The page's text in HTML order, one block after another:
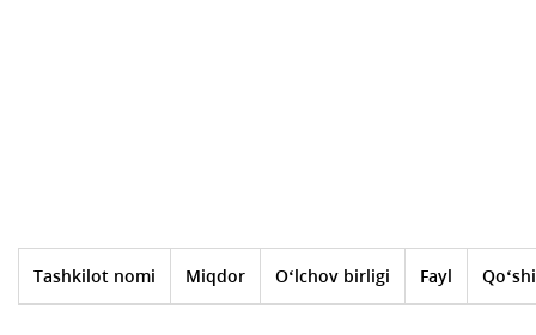
Tashkilot nomi Miqdor O‘lchov birligi Fayl